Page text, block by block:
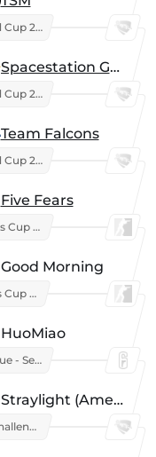
Esports World Cup 2026
Spacestation Gaming
Esports World Cup 2026
Team Falcons
Esports World Cup 2026
Five Fears
Xin Xin Esports Cup 2025
Good Morning
Xin Xin Esports Cup 2026
HuoMiao
R6 Unite League - Season 1
Straylight (American team)
Bell Esports Challenge 2026